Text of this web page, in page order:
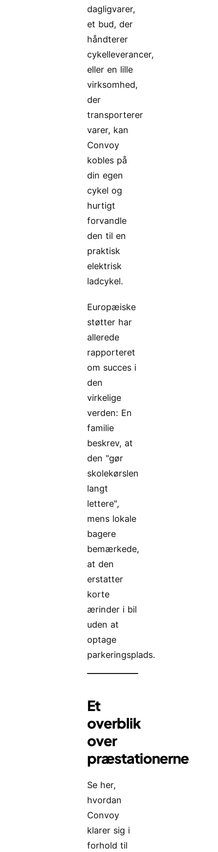
dagligvarer,
et bud, der
håndterer
cykelleverancer,
eller en lille
virksomhed,
der
transporterer
varer, kan
Convoy
kobles på
din egen
cykel og
hurtigt
forvandle
den til en
praktisk
elektrisk
ladcykel.
Europæiske
støtter har
allerede
rapporteret
om succes i
den
virkelige
verden: En
familie
beskrev, at
den "gør
skolekørslen
langt
lettere",
mens lokale
bagere
bemærkede,
at den
erstatter
korte
ærinder i bil
uden at
optage
parkeringsplads.
Et
overblik
over
præstationerne
Se her,
hvordan
Convoy
klarer sig i
forhold til